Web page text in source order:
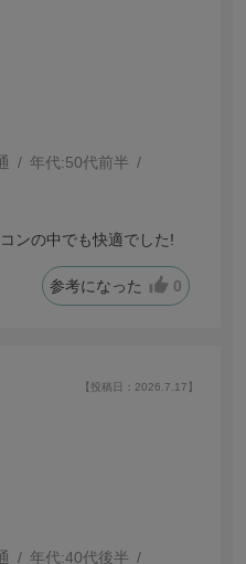
年代:50代前半
ンの中でも快適でした!
参考になった 0
【投稿日：2026.7.17】
年代:40代後半